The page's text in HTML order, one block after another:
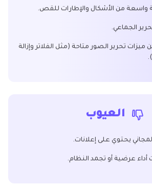
من الأشكال والإطارات للقص.
الجماعي.
ميزات تحرير الصور متاحة (مثل الفلاتر وإزالة
العيوب
يحتوي على إعلانات.
عرضية أو تجمد النظام.